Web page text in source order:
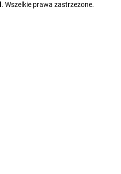
. Wszelkie prawa zastrzeżone.